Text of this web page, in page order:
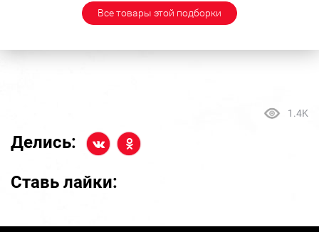
Все товары этой подборки
1.4K
Делись:
Ставь лайки: